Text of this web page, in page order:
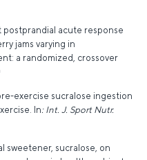
postprandial acute response
jams varying in
a randomized, crossover
exercise sucralose ingestion
In : Int. J. Sport Nutr.
sweetener, sucralose, on